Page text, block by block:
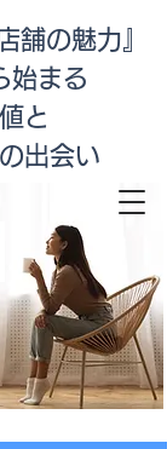
舗の魅力』
始まる
と
出会い